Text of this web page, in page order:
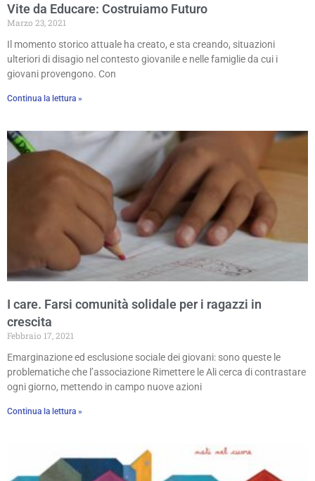
Vite da Educare: Costruiamo Futuro
Marzo 23, 2021
Il momento storico attuale ha creato, e sta creando, situazioni
ulteriori di disagio nel contesto giovanile e nelle famiglie da cui i
giovani provengono. Con
Continua la lettura »
I care. Farsi comunità solidale per i ragazzi in
crescita
Febbraio 17, 2021
Emarginazione ed esclusione sociale dei giovani: sono queste le
problematiche che l’associazione Rimettere le Ali cerca di contrastare
ogni giorno, mettendo in campo nuove azioni
Continua la lettura »